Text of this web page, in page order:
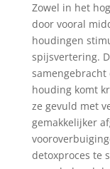
Zowel in het
door vooral
houdingen
spijsvertering.
samengebracht
houding komt
ze gevuld met
gemakkelijker
detoxproces te